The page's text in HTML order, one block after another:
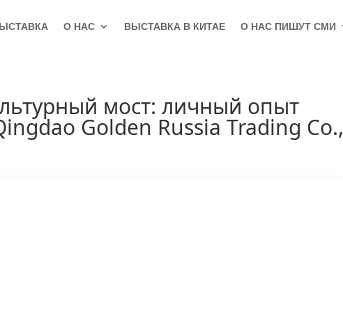
О НАС ВЫСТАВКА В КИТАЕ О НАС ПИШУТ СМИ
мост: личный опыт
Golden Russia Trading Co.,